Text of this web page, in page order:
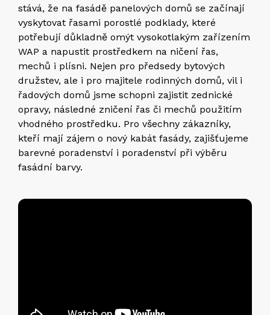
stává, že na fasádě panelových domů se začínají
vyskytovat řasami porostlé podklady, které
potřebují důkladně omýt vysokotlakým zařízením
WAP a napustit prostředkem na ničení řas,
mechů i plísni. Nejen pro předsedy bytových
družstev, ale i pro majitele rodinných domů, vil i
řadových domů jsme schopni zajistit zednické
opravy, následné zničení řas či mechů použitím
vhodného prostředku. Pro všechny zákazníky,
kteří mají zájem o nový kabát fasády, zajišťujeme
barevné poradenství i poradenství při výběru
fasádní barvy.